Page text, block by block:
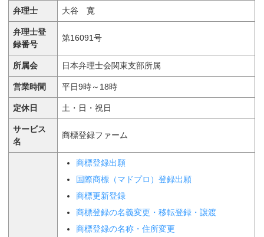
弁理士 大谷 寛
弁理士登
録番号
第16091号
所属会 日本弁理士会関東支部所属
営業時間 平日9時～18時
定休日 土・日・祝日
サービス
名
商標登録ファーム
商標登録出願
国際商標（マドプロ）登録出願
商標更新登録
商標登録の名義変更・移転登録・譲渡
商標登録の名称・住所変更